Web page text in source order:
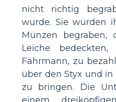
nicht richtig
wurde. Sie würden
Münzen
Leiche
Fährmann, zu
über den Styx und in
zu bringen. Die